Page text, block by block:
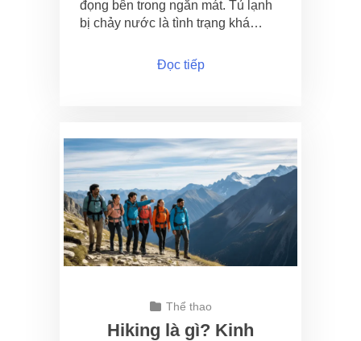
đọng bên trong ngăn mát. Tủ lạnh
bị chảy nước là tình trạng khá…
Đọc tiếp
Thể thao
Hiking là gì? Kinh